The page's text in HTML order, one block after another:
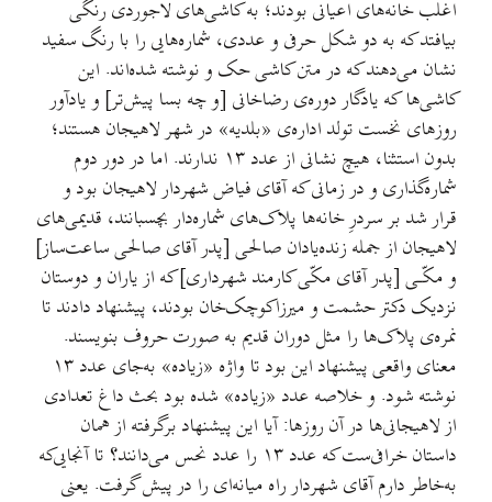
اعیانی بودند؛ به کاشی‌های لاجوردی رنگی
شکل حرفی و عددی، شماره‌هایی را با رنگ سفید
در متن کاشی حک و نوشته شده‌اند. این
دوره‌ی رضاخانی [و چه بسا پیش‌تر] و یادآور
اداره‌ی «بلدیه» در شهر لاهیجان هستند؛
بدون استثنا، هیچ نشانی از عدد ١٣ ندارند. اما در دور دوم
زمانی که آقای فیاض شهردار لاهیجان بود و
خانه‌ها پلاک‌های شماره‌دار بچسبانند، قدیمی‌های
زنده‌یادان صالحی [پدر آقای صالحی ساعت‌ساز]
مکّی کارمند شهرداری] که از یاران و دوستان
و میرزاکوچک‌خان بودند، پیشنهاد دادند تا
را مثل دوران قدیم به صورت حروف بنویسند.
معنای واقعی پیشنهاد این بود تا واژه «زیاده» به‌جای عدد ١٣
عدد «زیاده» شده بود بحث داغ تعدادی
آن روزها: آیا این پیشنهاد برگرفته از همان
داستان خرافی‌ست که عدد ١٣ را عدد نحس می‌دانند؟ تا آنجایی‌که
شهردار راه میانه‌ای را در پیش گرفت. یعنی